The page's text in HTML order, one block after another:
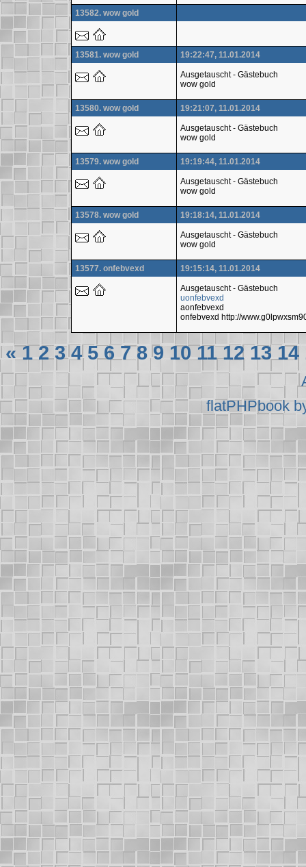
13582. wow gold
13581. wow gold 19:22:47, 11.01.2014
Ausgetauscht - Gästebuch
wow gold
13580. wow gold 19:21:07, 11.01.2014
Ausgetauscht - Gästebuch
wow gold
13579. wow gold 19:19:44, 11.01.2014
Ausgetauscht - Gästebuch
wow gold
13578. wow gold 19:18:14, 11.01.2014
Ausgetauscht - Gästebuch
wow gold
13577. onfebvexd 19:15:14, 11.01.2014
Ausgetauscht - Gästebuch
uonfebvexd
aonfebvexd
onfebvexd http://
« 1 2 3 4 5 6 7 8 9 10 11 12 13 14
flatPHPbook